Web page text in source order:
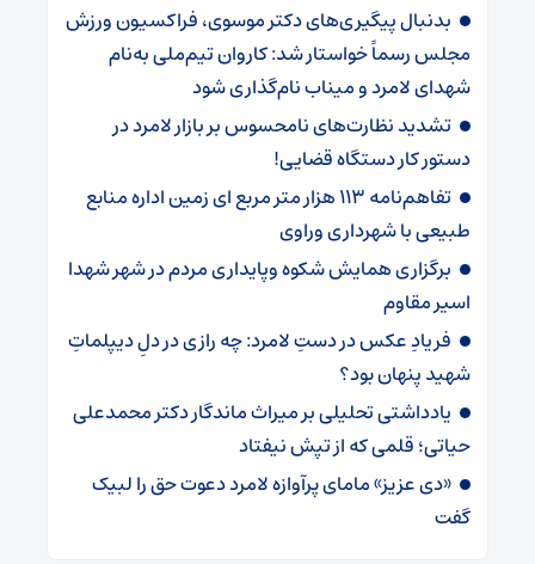
بدنبال پیگیری‌های دکتر موسوی، فراکسیون ورزش
مجلس رسماً خواستار شد: کاروان تیم‌ملی به‌نام
شهدای لامرد و میناب نام‌گذاری شود
تشدید نظارت‌های نامحسوس بر بازار لامرد در
دستور کار دستگاه قضایی!
تفاهم‌نامه ۱۱۳ هزار متر مربع ای زمین اداره منابع
طبیعی با شهرداری وراوی
برگزاری همایش شکوه وپایداری مردم در شهر شهدا
اسیر مقاوم
فریادِ عکس در دستِ لامرد: چه رازی در دلِ دیپلماتِ
شهید پنهان بود؟
یادداشتی تحلیلی بر میراث ماندگار دکتر محمدعلی
حیاتی؛ قلمی که از تپش نیفتاد
«دی عزیز» مامای پرآوازه لامرد دعوت حق را لبیک
گفت